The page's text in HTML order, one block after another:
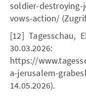
soldier-
vows-action/
[12] Tagesschau,
30.03.2026:
https://
a-jerusalem-
14.05.2026).